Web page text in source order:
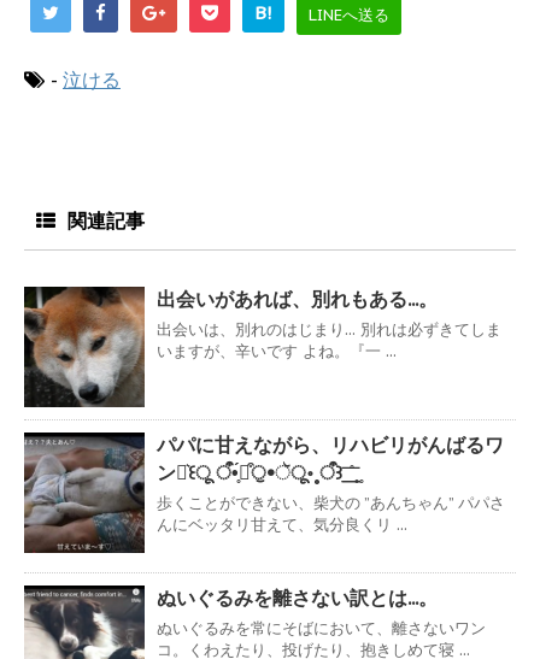
B! LINEへ送る
- 泣ける
関連記事
出会いがあれば、別れもある...。
出会いは、別れのはじまり... 別れは必ずきてしま
いますが、辛いです よね。『一 ...
パパに甘えながら、リハビリがんばるワ
ンコ͛꒰ू ऀ•̥́ꈊ͒ੁ•ૅू॰˳ऀ꒱ ͟͟͞ ̊ ̥ ̥
歩くことができない、柴犬の ”あんちゃん” パパさ
んにベッタリ甘えて、気分良くリ ...
ぬいぐるみを離さない訳とは...。
ぬいぐるみを常にそばにおいて、離さないワン
コ。くわえたり、投げたり、抱きしめて寝 ...